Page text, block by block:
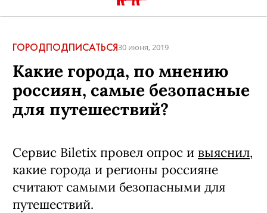
ГОРОДПОДПИСАТЬСЯ30 июня, 2019
Какие города, по мнению
россиян, самые безопасные
для путешествий?
Сервис Biletix провел опрос и выяснил,
какие города и регионы россияне
считают самыми безопасными для
путешествий.